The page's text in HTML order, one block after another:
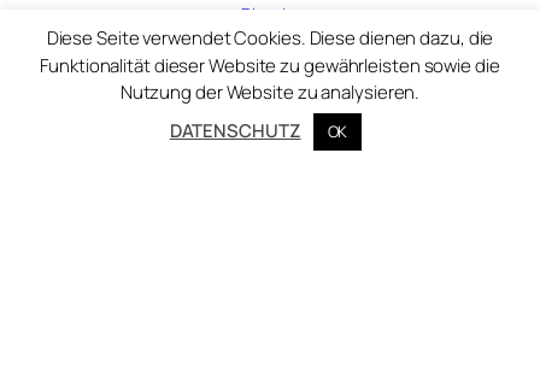
Bluesky
© Zentralinstitut für Kunstgeschichte 2025
Diese Seite verwendet Cookies. Diese dienen dazu, die
Funktionalität dieser Website zu gewährleisten sowie die
Nutzung der Website zu analysieren.
DATENSCHUTZ
OK